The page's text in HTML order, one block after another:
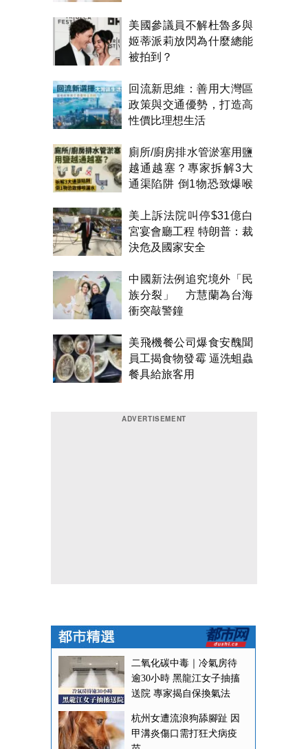
美國參議員不解杜魯多與
姬蒂派莉放閃為什麼總能
被拍到？
回流新思維：善用大灣區
政策與交通優勢，打造高
性價比理想生活
廁所/廚房排水管淤塞用鹽
越通越塞？專家拆解3大
通渠陷阱 倒1物恐致爆喉
美上訴法院叫停$31億白
宮宴會廳工程 特朗普：裁
決危及國家安全
中國新法例追究境外「民
族分裂」 方慧蘭為台海
衝突敲警鐘
美飛機餐公司爆食安醜聞
員工揭食物發霉 逼洗蛆蟲
餐具給旅客用